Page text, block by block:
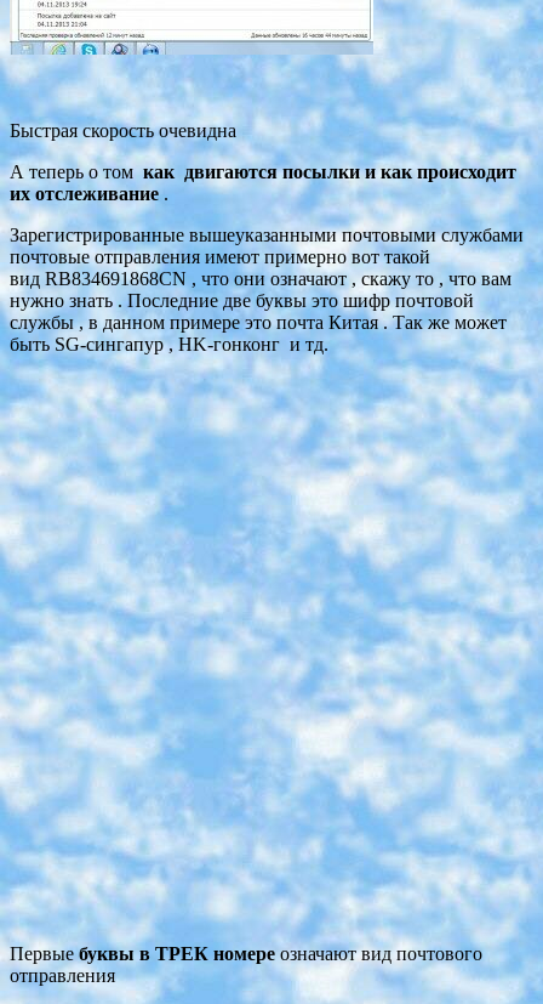
Быстрая скорость очевидна
А теперь о томкак двигаются посылки и как происходит
их отслеживание.
Зарегистрированные вышеуказанными почтовыми службами
почтовые отправления имеют примерно вот такой
вид RB834691868CN , что они означают , скажу то , что вам
нужно знать . Последние две буквы это шифр почтовой
службы , в данном примере это почта Китая . Так же может
быть SG-сингапур , HK-гонконг и тд.
Первые буквы в ТРЕК номере означают вид почтового
отправления